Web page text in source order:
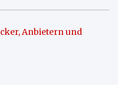
Anbietern und